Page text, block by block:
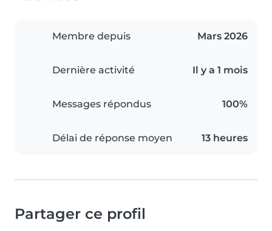
Membre depuis Mars 2026
Dernière activité Il y a 1 mois
Messages répondus 100%
Délai de réponse moyen 13 heures
Partager ce profil